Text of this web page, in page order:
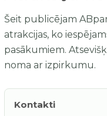
Šeit publicējam
atrakcijas, ko
pasākumiem.
noma ar izpirkumu.
Kontakti